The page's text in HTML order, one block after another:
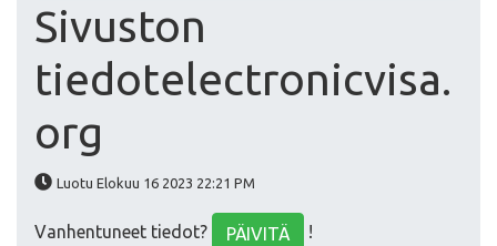
Sivuston
tiedotelectronicvisa.
org
Luotu Elokuu 16 2023 22:21 PM
Vanhentuneet tiedot? PÄIVITÄ !